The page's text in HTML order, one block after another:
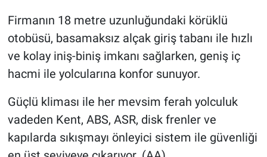
Firmanın 18 metre uzunluğundaki körüklü
otobüsü, basamaksız alçak giriş tabanı ile hızlı
ve kolay iniş-biniş imkanı sağlarken, geniş iç
hacmi ile yolcularına konfor sunuyor.
Güçlü kliması ile her mevsim ferah yolculuk
vadeden Kent, ABS, ASR, disk frenler ve
kapılarda sıkışmayı önleyici sistem ile güvenliği